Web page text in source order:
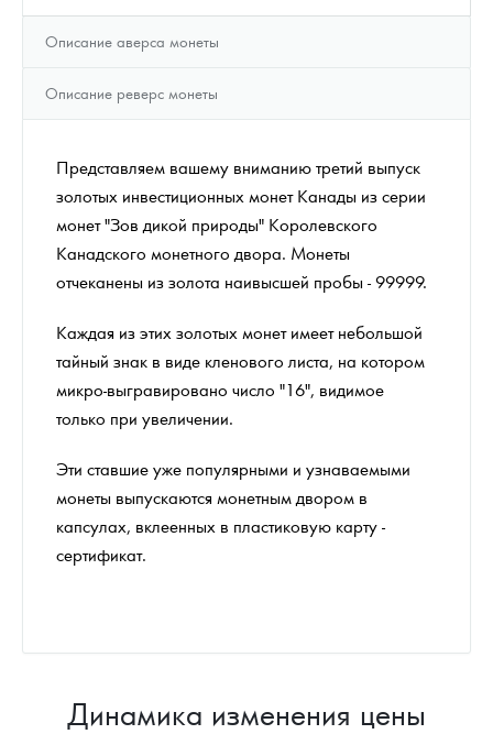
Описание аверса монеты
Описание реверс монеты
Представляем вашему вниманию третий выпуск
золотых инвестиционных монет Канады из серии
монет "Зов дикой природы" Королевского
Канадского монетного двора. Монеты
отчеканены из золота наивысшей пробы - 99999.
Каждая из этих золотых монет имеет небольшой
тайный знак в виде кленового листа, на котором
микро-выгравировано число "16", видимое
только при увеличении.
Эти ставшие уже популярными и узнаваемыми
монеты выпускаются монетным двором в
капсулах, вклеенных в пластиковую карту -
сертификат.
Динамика изменения цены